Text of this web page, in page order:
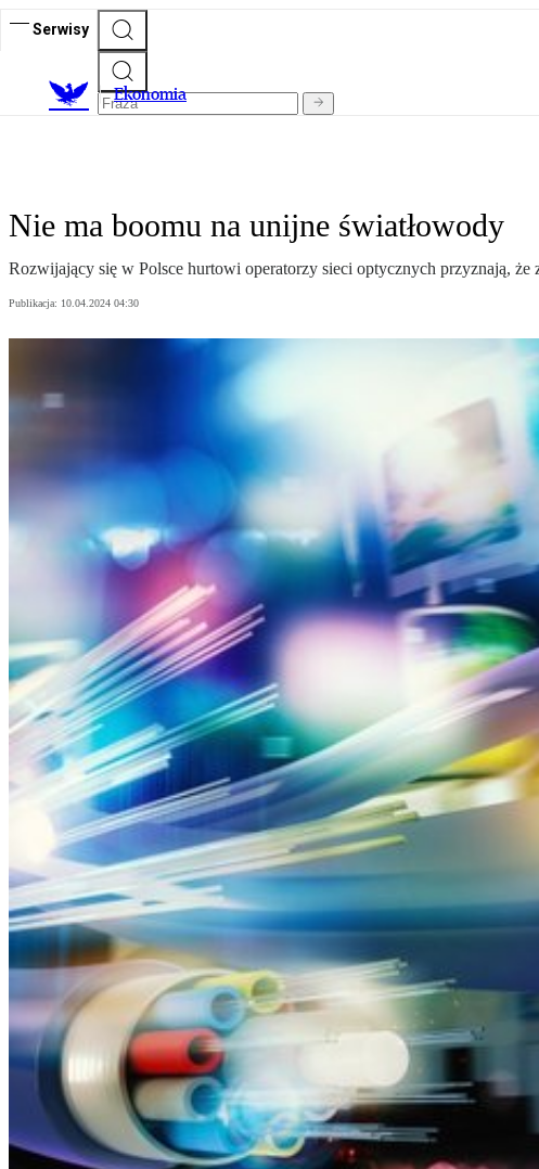
Serwisy
Ekonomia
Nie ma boomu na unijne światłowody
Rozwijający się w Polsce hurtowi operatorzy sieci optycznych przyznają,
Publikacja: 10.04.2024 04:30